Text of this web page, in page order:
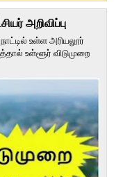
அறிவிப்பு
உள்ள அரியலூர்
உள்ளூர் விடுமுறை